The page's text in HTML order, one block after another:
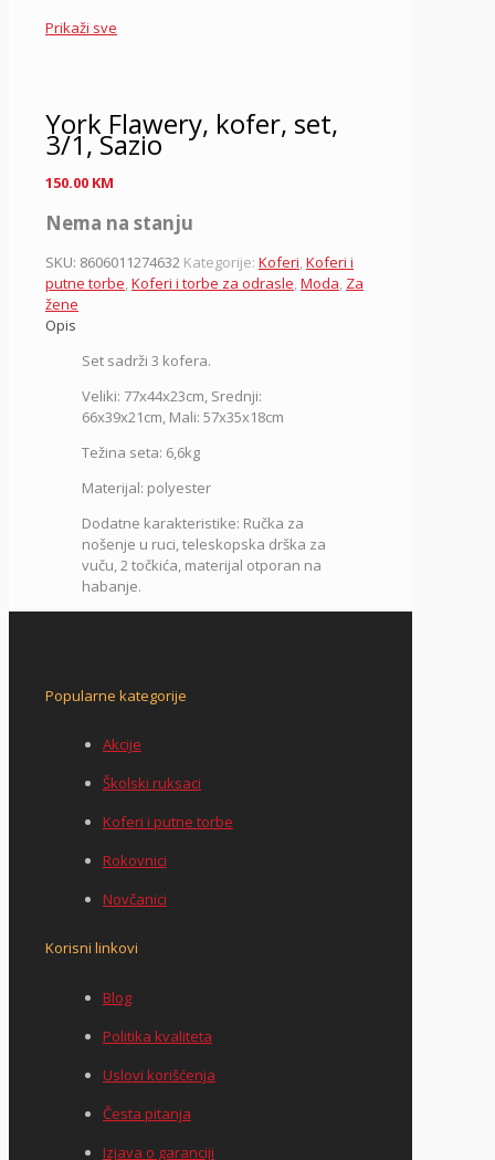
Prikaži sve
York Flawery, kofer, set,
3/1, Sazio
150.00 KM
Nema na stanju
SKU: 8606011274632 Kategorije: Koferi,Koferi i
putne torbe,Koferi i torbe za odrasle,Moda, Za
žene
Opis
Set sadrži 3 kofera.
Veliki: 77x44x23cm, Srednji:
66x39x21cm, Mali: 57x35x18cm
Težina seta: 6,6kg
Materijal: polyester
Dodatne karakteristike: Ručka za
nošenje u ruci, teleskopska drška za
vuču, 2 točkića, materijal otporan na
habanje.
Popularne kategorije
Akcije
Školski ruksaci
Koferi i putne torbe
Rokovnici
Novčanici
Korisni linkovi
Blog
Politika kvaliteta
Uslovi korišćenja
Česta pitanja
Izjava o garanciji